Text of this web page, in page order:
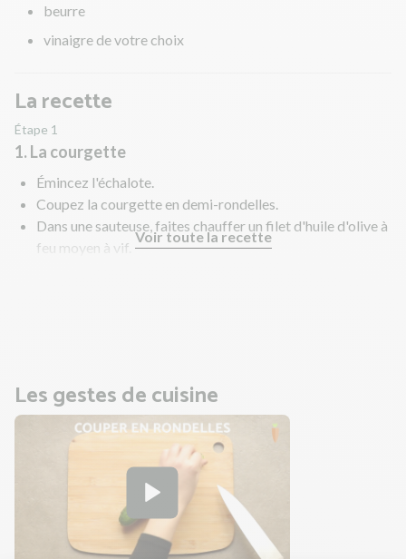
beurre
vinaigre de votre choix
La recette
Étape 1
1. La courgette
Émincez l'échalote.
Coupez la courgette en demi-rondelles.
Dans une sauteuse, faites chauffer un filet d'huile d'olive à
feu moyen à vif.
Voir toute la recette
Les gestes de cuisine